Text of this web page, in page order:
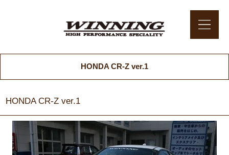
HONDA CR-Z ver.1
HONDA CR-Z ver.1